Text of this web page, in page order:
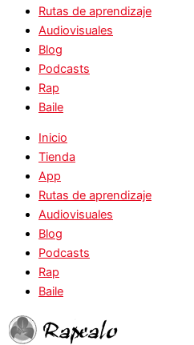
Rutas de aprendizaje
Audiovisuales
Blog
Podcasts
Rap
Baile
Inicio
Tienda
App
Rutas de aprendizaje
Audiovisuales
Blog
Podcasts
Rap
Baile